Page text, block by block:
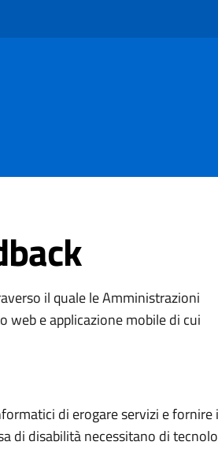
il quale le Amministrazioni
web e applicazione mobile di cui
di erogare servizi e
di disabilità necessitano di